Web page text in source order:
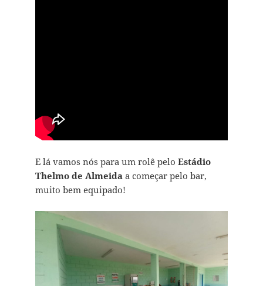
E lá vamos nós para um rolê pelo Estádio
Thelmo de Almeidaa começar pelo bar,
muito bem equipado!